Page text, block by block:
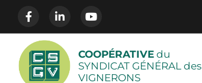
COOPÉRATIVE du
SYNDICAT GÉNÉRAL des
VIGNERONS